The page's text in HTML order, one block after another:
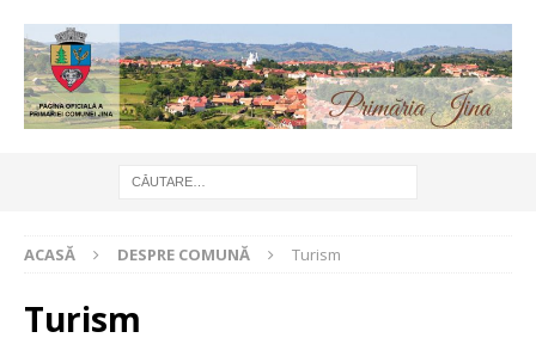
ACASĂ DESPRE COMUNĂ Turism
Turism